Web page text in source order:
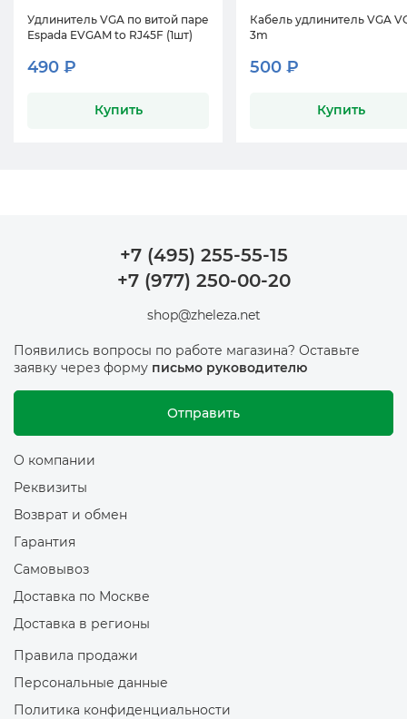
Удлинитель VGA по витой паре
Espada EVGAM to RJ45F (1шт)
490 ₽
Купить
Кабель удлинитель VGA
3m
500 ₽
Купить
+7 (495) 255-55-15
+7 (977) 250-00-20
shop@zheleza.net
Появились вопросы по работе магазина? Оставьте
заявку через форму письмо руководителю
Отправить
О компании
Реквизиты
Возврат и обмен
Гарантия
Самовывоз
Доставка по Москве
Доставка в регионы
Правила продажи
Персональные данные
Политика конфиденциальности